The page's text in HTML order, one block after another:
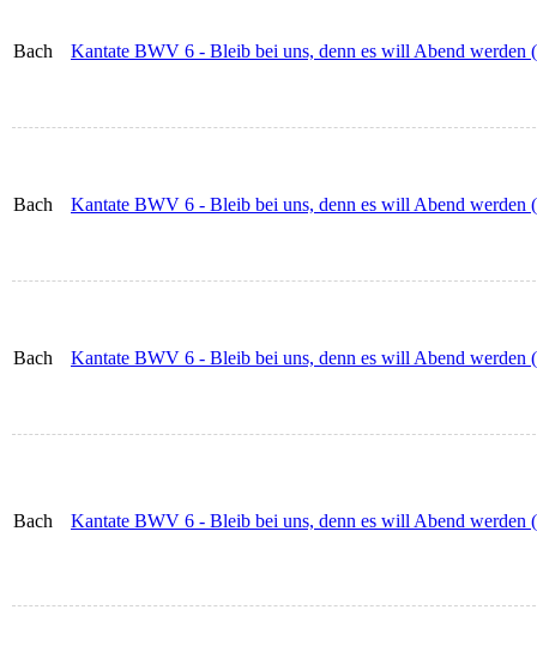
Bach Kantate BWV 6 - Bleib bei uns, denn es will Abend werden
Bach Kantate BWV 6 - Bleib bei uns, denn es will Abend werden
Bach Kantate BWV 6 - Bleib bei uns, denn es will Abend werden
Bach Kantate BWV 6 - Bleib bei uns, denn es will Abend